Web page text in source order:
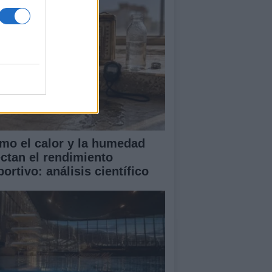
el calor y la humedad
el rendimiento
análisis científico